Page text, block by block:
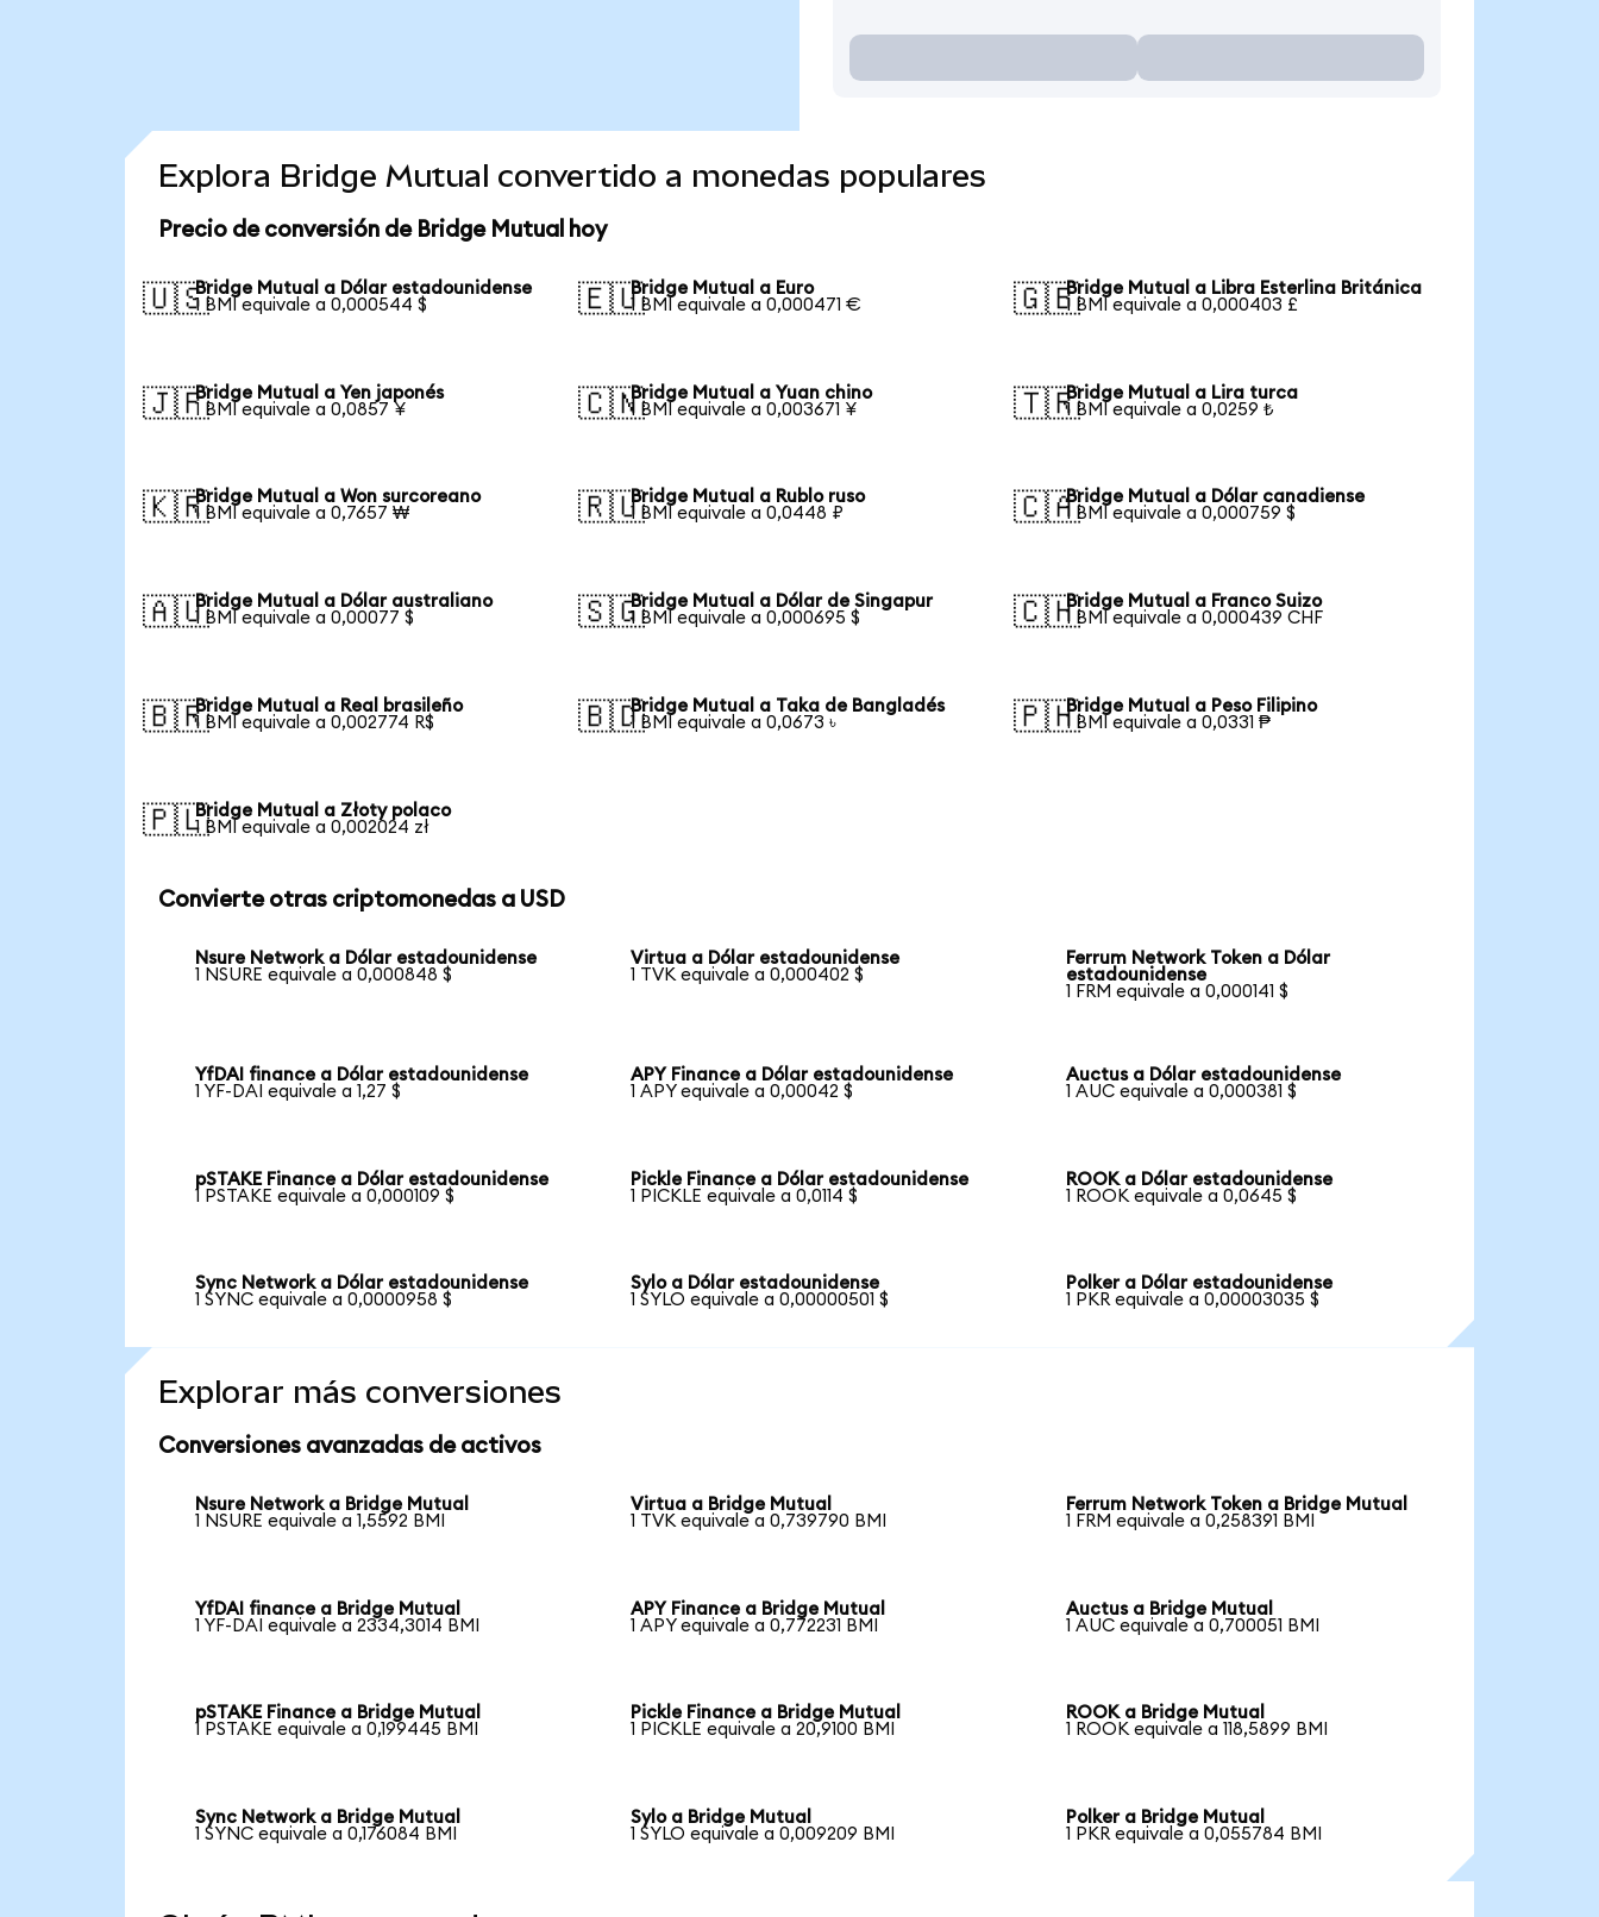
Explora Bridge Mutual convertido a monedas populares
Precio de conversión de Bridge Mutual hoy
🇺🇸Bridge Mutual a Dólar estadounidense
1 BMI equivale a 0,000544 $
🇪🇺Bridge Mutual a Euro
1 BMI equivale a 0,000471 €
🇬🇧Bridge Mutual a Libra Esterlina Británica
1 BMI equivale a 0,000403 £
🇯🇵Bridge Mutual a Yen japonés
1 BMI equivale a 0,0857 ¥
🇨🇳Bridge Mutual a Yuan chino
1 BMI equivale a 0,003671 ¥
🇹🇷Bridge Mutual a Lira turca
1 BMI equivale a 0,0259 ₺
🇰🇷Bridge Mutual a Won surcoreano
1 BMI equivale a 0,7657 ₩
🇷🇺Bridge Mutual a Rublo ruso
1 BMI equivale a 0,0448 ₽
🇨🇦Bridge Mutual a Dólar canadiense
1 BMI equivale a 0,000759 $
🇦🇺Bridge Mutual a Dólar australiano
1 BMI equivale a 0,00077 $
🇸🇬Bridge Mutual a Dólar de Singapur
1 BMI equivale a 0,000695 $
🇨🇭Bridge Mutual a Franco Suizo
1 BMI equivale a 0,000439 CHF
🇧🇷Bridge Mutual a Real brasileño
1 BMI equivale a 0,002774 R$
🇧🇩Bridge Mutual a Taka de Bangladés
1 BMI equivale a 0,0673 ৳
🇵🇭Bridge Mutual a Peso Filipino
1 BMI equivale a 0,0331 ₱
🇵🇱Bridge Mutual a Złoty polaco
1 BMI equivale a 0,002024 zł
Convierte otras criptomonedas a USD
Nsure Network a Dólar estadounidense
1 NSURE equivale a 0,000848 $
Virtua a Dólar estadounidense
1 TVK equivale a 0,000402 $
Ferrum Network Token a Dólar
estadounidense
1 FRM equivale a 0,000141 $
YfDAI finance a Dólar estadounidense
1 YF-DAI equivale a 1,27 $
APY Finance a Dólar estadounidense
1 APY equivale a 0,00042 $
Auctus a Dólar estadounidense
1 AUC equivale a 0,000381 $
pSTAKE Finance a Dólar estadounidense
1 PSTAKE equivale a 0,000109 $
Pickle Finance a Dólar estadounidense
1 PICKLE equivale a 0,0114 $
ROOK a Dólar estadounidense
1 ROOK equivale a 0,0645 $
Sync Network a Dólar estadounidense
1 SYNC equivale a 0,0000958 $
Sylo a Dólar estadounidense
1 SYLO equivale a 0,00000501 $
Polker a Dólar estadounidense
1 PKR equivale a 0,00003035 $
Explorar más conversiones
Conversiones avanzadas de activos
Nsure Network a Bridge Mutual
1 NSURE equivale a 1,5592 BMI
Virtua a Bridge Mutual
1 TVK equivale a 0,739790 BMI
Ferrum Network Token a Bridge Mutual
1 FRM equivale a 0,258391 BMI
YfDAI finance a Bridge Mutual
1 YF-DAI equivale a 2334,3014 BMI
APY Finance a Bridge Mutual
1 APY equivale a 0,772231 BMI
Auctus a Bridge Mutual
1 AUC equivale a 0,700051 BMI
pSTAKE Finance a Bridge Mutual
1 PSTAKE equivale a 0,199445 BMI
Pickle Finance a Bridge Mutual
1 PICKLE equivale a 20,9100 BMI
ROOK a Bridge Mutual
1 ROOK equivale a 118,5899 BMI
Sync Network a Bridge Mutual
1 SYNC equivale a 0,176084 BMI
Sylo a Bridge Mutual
1 SYLO equivale a 0,009209 BMI
Polker a Bridge Mutual
1 PKR equivale a 0,055784 BMI